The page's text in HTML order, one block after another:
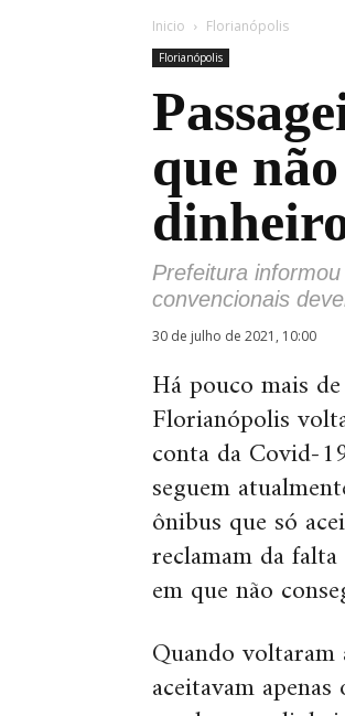
Inicio Florianópolis
Florianópolis
que
Prefeitura
convencionais
30 de julho de 2021, 10:00
Há pouco mais
Florianópolis
conta da Covid-
seguem
ônibus que só
reclamam da
em que não
Quando
aceitavam